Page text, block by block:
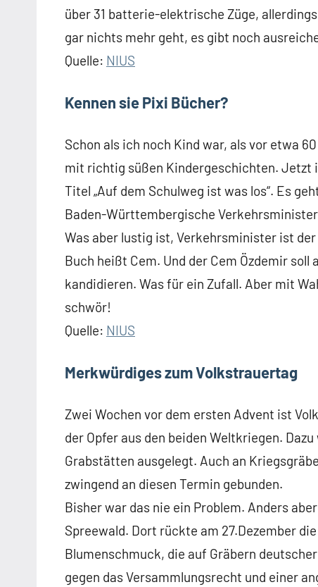
über 31 batterie-elektrische Züge,
gar nichts mehr geht, es gibt noch
Quelle: NIUS
Kennen sie Pixi Bücher?
Schon als ich noch Kind war, als vor etwa
mit richtig süßen Kindergeschichten. Jetzt
Titel „Auf dem Schulweg ist was los“. Es
Baden-Württembergische
Was aber lustig ist, Verkehrsminister ist der
Buch heißt Cem. Und der Cem Özdemir
kandidieren. Was für ein Zufall. Aber mit
schwör!
Quelle: NIUS
Merkwürdiges zum Volkstrauertag
Zwei Wochen vor dem ersten Advent ist
der Opfer aus den beiden Weltkriegen.
Grabstätten ausgelegt. Auch an
zwingend an diesen Termin gebunden.
Bisher war das nie ein Problem. Anders
Spreewald. Dort rückte am 27.Dezember
Blumenschmuck, die auf Gräbern
gegen das Versammlungsrecht und einer